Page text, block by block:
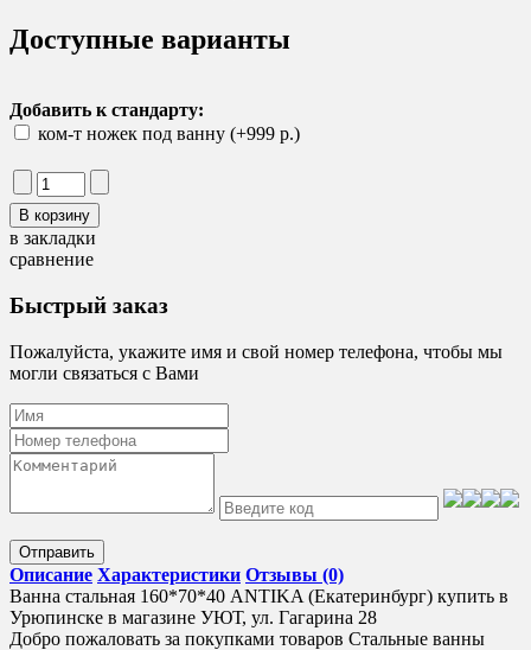
Доступные варианты
Добавить к стандарту:
ком-т ножек под ванну (+999 р.)
в закладки
сравнение
Быстрый заказ
Пожалуйста, укажите имя и свой номер телефона, чтобы мы
могли связаться с Вами
Отправить
Описание Характеристики Отзывы (0)
Ванна стальная 160*70*40 ANTIKA (Екатеринбург) купить в
Урюпинске в магазине УЮТ, ул. Гагарина 28
Добро пожаловать за покупками товаров Стальные ванны